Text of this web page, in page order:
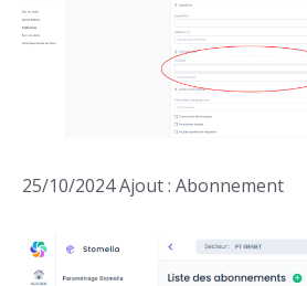
25/10/2024 Ajout : Abonnement